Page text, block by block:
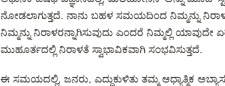
ನೋಡಲಾಗುತ್ತದೆ. ನಾನು ಬಹಳ ಸಮಯದಿಂದ ನಿಮ್ಮನ್ನು
ನಿಮ್ಮನ್ನು ನಿರಾಳರನ್ನಾಗಿಸುವುದು ಎಂದರೆ ನಿಮ್ಮಲ್ಲಿ ಯಾವುದೇ
ಮುಹೂರ್ತದಲ್ಲಿ ನಿರಾಳತೆ ಸ್ವಾಭಾವಿಕವಾಗಿ ಸಂಭವಿಸುತ್ತದೆ.
ಈ ಸಮಯದಲ್ಲಿ, ಜನರು, ಎದ್ದುಕುಳಿತು ತಮ್ಮ ಆಧ್ಯಾತ್ಮಿಕ